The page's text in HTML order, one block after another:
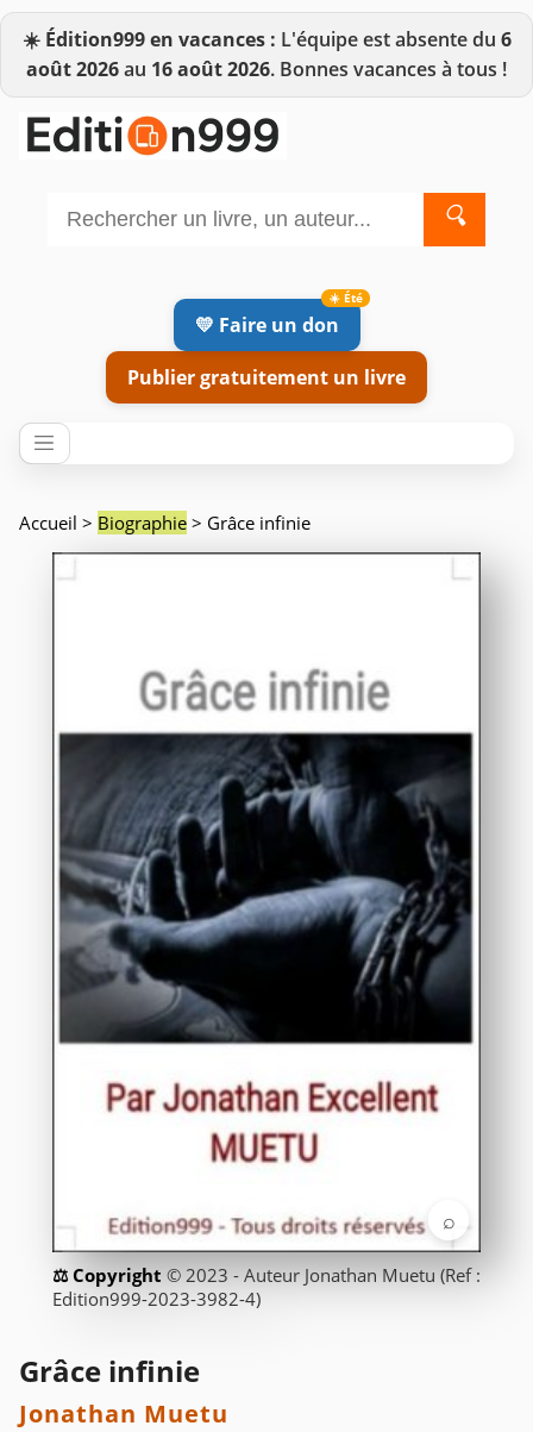
☀️ Édition999 en vacances : L'équipe est absente du 6
août 2026au 16 août 2026. Bonnes vacances à tous !
🔍
💛 Faire un don
Publier gratuitement un livre
Accueil > Biographie > Grâce infinie
⌕
© 2023 - Auteur Jonathan Muetu (Ref :
Edition999-2023-3982-4)
Grâce infinie
Jonathan Muetu